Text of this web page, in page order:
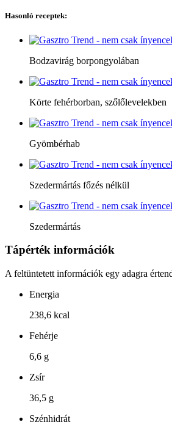
Hasonló receptek:
Bodzavirág borpongyolában
Körte fehérborban, szőlőlevelekben
Gyömbérhab
Szedermártás főzés nélkül
Szedermártás
Tápérték információk
A feltüntetett információk egy adagra
Energia
238,6 kcal
Fehérje
6,6 g
Zsír
36,5 g
Szénhidrát